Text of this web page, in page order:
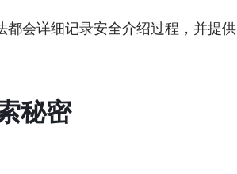
会详细记录安全介绍过程，并提供
秘密